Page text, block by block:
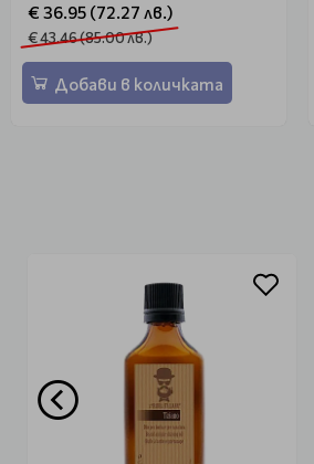
€ 36.95 (72.27 лв.)
€ 43.46 (85.00 лв.)
Добави в количката